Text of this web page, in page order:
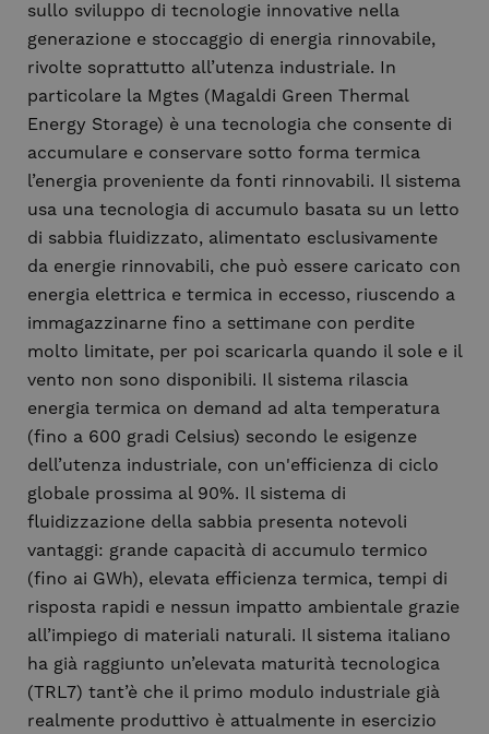
sullo sviluppo di tecnologie innovative nella
generazione e stoccaggio di energia rinnovabile,
rivolte soprattutto all’utenza industriale. In
particolare la Mgtes (Magaldi Green Thermal
Energy Storage) è una tecnologia che consente di
accumulare e conservare sotto forma termica
l’energia proveniente da fonti rinnovabili. Il sistema
usa una tecnologia di accumulo basata su un letto
di sabbia fluidizzato, alimentato esclusivamente
da energie rinnovabili, che può essere caricato con
energia elettrica e termica in eccesso, riuscendo a
immagazzinarne fino a settimane con perdite
molto limitate, per poi scaricarla quando il sole e il
vento non sono disponibili. Il sistema rilascia
energia termica on demand ad alta temperatura
(fino a 600 gradi Celsius) secondo le esigenze
dell’utenza industriale, con un'efficienza di ciclo
globale prossima al 90%. Il sistema di
fluidizzazione della sabbia presenta notevoli
vantaggi: grande capacità di accumulo termico
(fino ai GWh), elevata efficienza termica, tempi di
risposta rapidi e nessun impatto ambientale grazie
all’impiego di materiali naturali. Il sistema italiano
ha già raggiunto un’elevata maturità tecnologica
(TRL7) tant’è che il primo modulo industriale già
realmente produttivo è attualmente in esercizio